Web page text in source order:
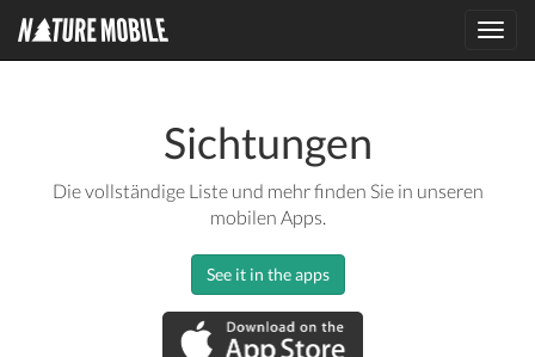
Sichtungen
Die vollständige Liste und mehr finden Sie in unseren
mobilen Apps.
See it in the apps